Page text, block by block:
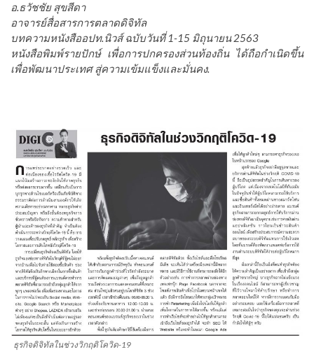
อ.ธวัชชัย สุขสีดา
อาจารย์สื่อสารการตลาดดิจิทัล
บทความหนังสืออปท.นิวส์ฉบับวันที่ 1-15 มิถุนายน 2563
หนังสือพิมพ์รายปักษ์ เพื่อการปกครองส่วนท้องถิ่น ได้ถือกำเนิดขึ้น
เพื่อพัฒนาประเทศ สู่ความเข้มแข็งและมั่นคง.
ธุรกิจดิจิทัลในช่วงวิกฤติโควิด-19